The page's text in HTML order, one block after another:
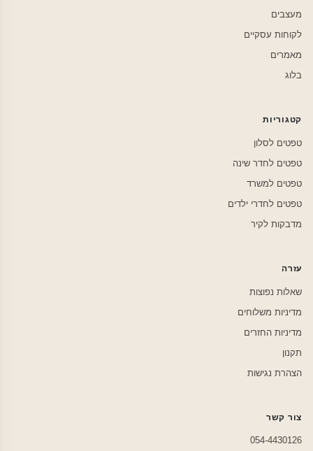
מעצבים
לקוחות עסקיים
מאמרים
בלוג
קטגוריות
טפטים לסלון
טפטים לחדר שינה
טפטים למשרד
טפטים לחדרי ילדים
מדבקות לקיר
עזרה
שאלות נפוצות
מדיניות משלוחים
מדיניות החזרים
תקנון
הצהרת נגישות
צור קשר
054-4430126